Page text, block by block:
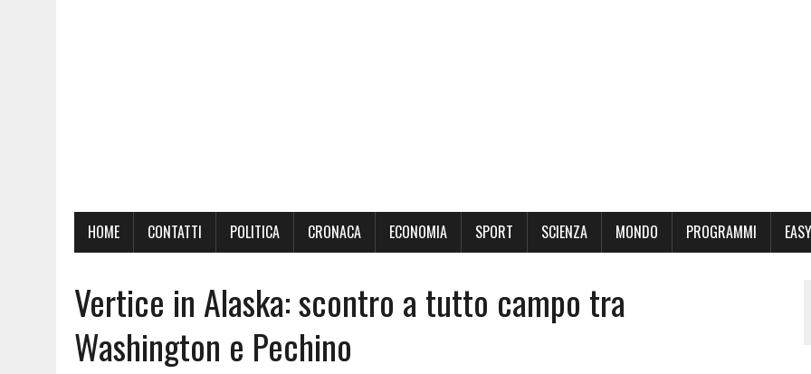
HOME CONTATTI POLITICA CRONACA ECONOMIA SPORT SCIENZA MONDO PROGRAMMI
Vertice in Alaska: scontro a tutto campo tra
Washington e Pechino